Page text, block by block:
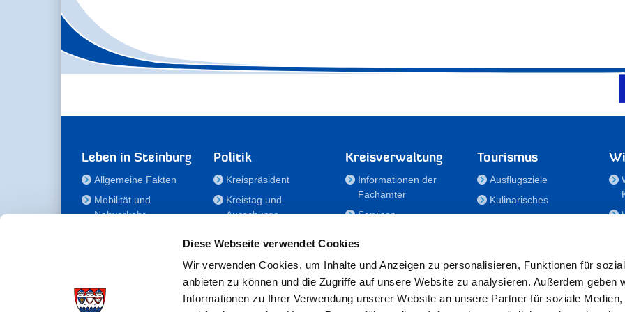
Diese Webseite verwendet Cookies
Wir verwenden Cookies, um Inhalte und Anzeigen zu personalisieren, Funktionen für
anbieten zu können und die Zugriffe auf unsere Website zu analysieren. Außerdem geben
Informationen zu Ihrer Verwendung unserer Website an unsere Partner für soziale Medien,
Leben in Steinburg
Allgemeine Fakten
Mobilität und
Nahverkehr
Gesundheit
Politik
Kreispräsident
Kreistag und
Ausschüsse
für Menschen mit
Behinderung
Der
Kreisseniorenbeirat
Kreisverwaltung
Informationen der
Fachämter
Services
Nachwuchskräfte
Notdienste
Tourismus
Ausflugsziele
Kulinarisches
Veranstaltungen